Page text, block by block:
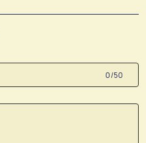
0 /50